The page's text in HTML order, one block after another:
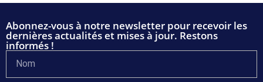
Abonnez-vous à notre newsletter pour recevoir les
dernières actualités et mises à jour. Restons
informés !